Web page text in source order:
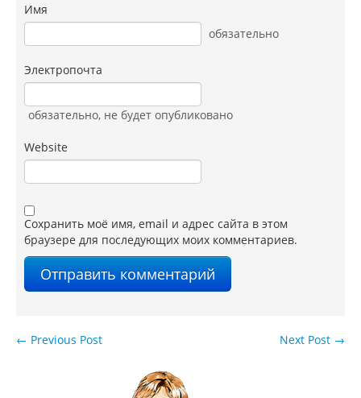
Имя
обязательно
Электропочта
обязательно, не будет опубликовано
Website
Сохранить моё имя, email и адрес сайта в этом
браузере для последующих моих комментариев.
Next Post →
← Previous Post